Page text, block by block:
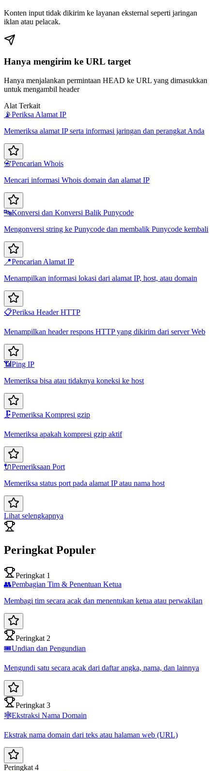
Konten input tidak dikirim ke layanan eksternal seperti jaringan
iklan atau pelacak.
Hanya mengirim ke URL target
Hanya menjalankan permintaan HEAD ke URL yang dimasukkan
untuk mengambil header
Alat Terkait
📡Periksa Alamat IP
Memeriksa alamat IP serta informasi jaringan dan perangkat Anda
📇Pencarian Whois
Mencari informasi Whois domain dan alamat IP
🔤Konversi dan Konversi Balik Punycode
Mengonversi string ke Punycode dan membalik Punycode kembali
📍Pencarian Alamat IP
Menampilkan informasi lokasi dari alamat IP, host, atau domain
📋Periksa Header HTTP
Menampilkan header respons HTTP yang dikirim dari server Web
📶 Ping IP
Memeriksa bisa atau tidaknya koneksi ke host
🗜️Pemeriksa Kompresi gzip
Memeriksa apakah kompresi gzip aktif
🔌Pemeriksaan Port
Memeriksa status port pada alamat IP atau nama host
Lihat selengkapnya
Peringkat Populer
Peringkat 1
👥Pembagian Tim & Penentuan Ketua
Membagi tim secara acak dan menentukan ketua atau perwakilan
Peringkat 2
🎟️Undian dan Pengundian
Mengundi satu secara acak dari daftar angka, nama, dan lainnya
Peringkat 3
🕸️Ekstraksi Nama Domain
Ekstrak nama domain dari teks atau halaman web (URL)
Peringkat 4